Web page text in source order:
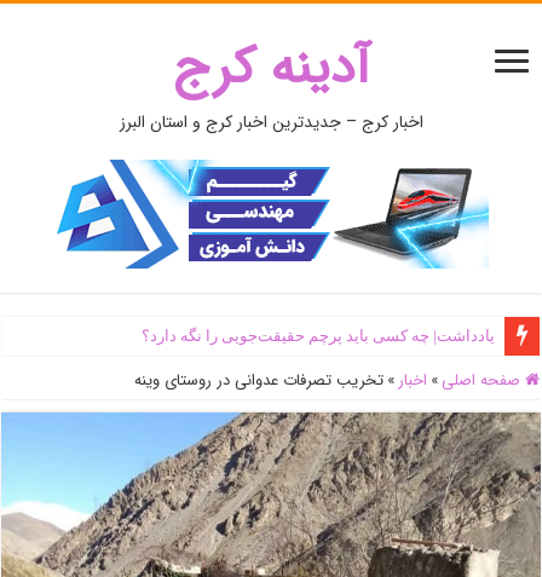
آدینه کرج
اخبار کرج – جدیدترین اخبار کرج و استان البرز
یادداشت| ‌چه کسی باید پرچم حقیقت‌جویی را نگه دارد؟
صفحه اصلی » اخبار » تخریب تصرفات عدوانی در روستای وینه